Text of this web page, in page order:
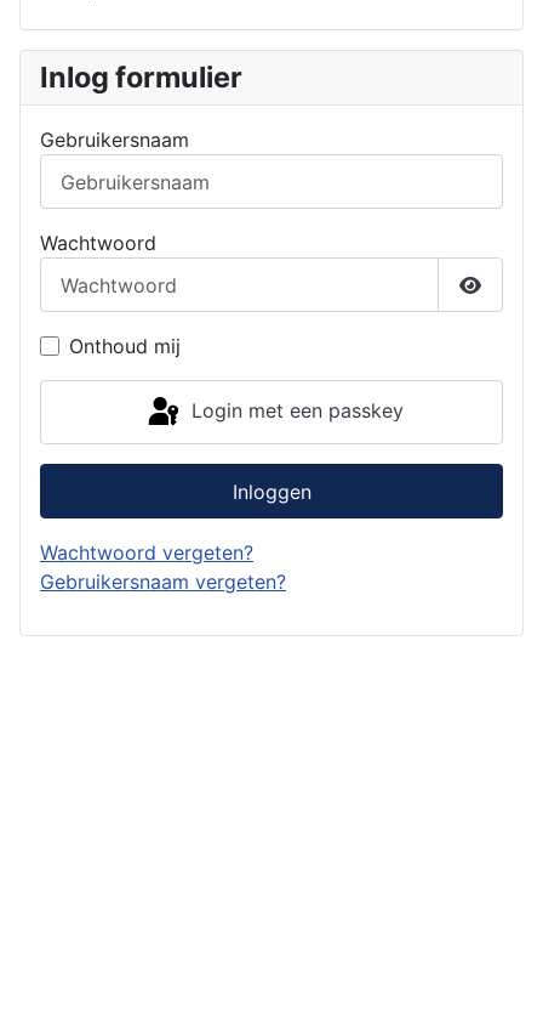
Inlog formulier
Gebruikersnaam
Wachtwoord
Toon
Onthoud mij
Login met een passkey
Inloggen
Wachtwoord vergeten?
Gebruikersnaam vergeten?